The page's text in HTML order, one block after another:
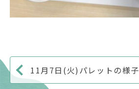
11月7日(火)パレットの様子